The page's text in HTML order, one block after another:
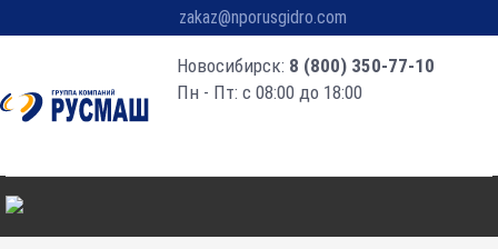
zakaz@nporusgidro.com
Новосибирск: 8 (800) 350-77-10
Пн - Пт: с 08:00 до 18:00